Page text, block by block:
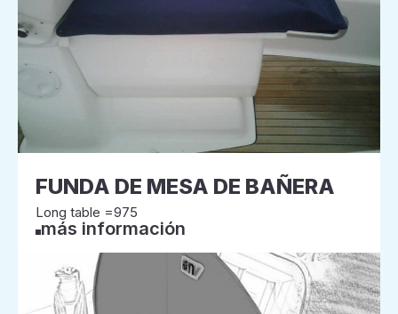
FUNDA DE MESA DE BAÑERA
Long table =975
más información